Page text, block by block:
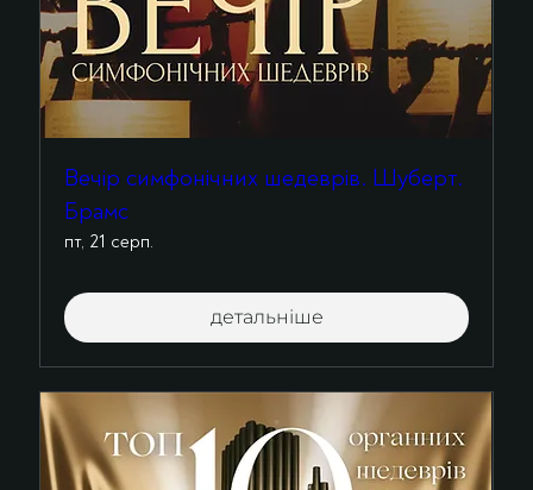
Вечір симфонічних шедеврів. Шуберт.
Брамс
пт, 21 серп.
детальніше